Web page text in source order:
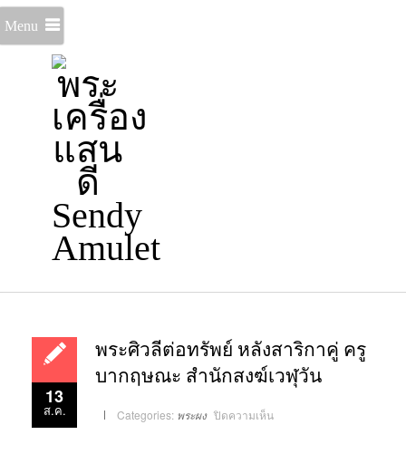
Menu
13
ส.ค.
พระศิวลีต่อทรัพย์ หลังสาริกาคู่ ครู
บากฤษณะ สำนักสงฆ์เวฬุวัน
Categories: พระผง ปิดความเห็นบน
พระ